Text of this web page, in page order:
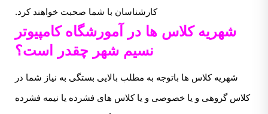
کارشناسان با شما صحبت خواهند کرد.
شهریه کلاس ها در آمورشگاه کامپیوتر
نسیم شهر چقدر است؟
شهریه کلاس ها باتوجه به مطلب بالایی بستگی به نیاز شما در
کلاس گروهی و یا خصوصی و یا کلاس های فشرده یا نیمه فشرده